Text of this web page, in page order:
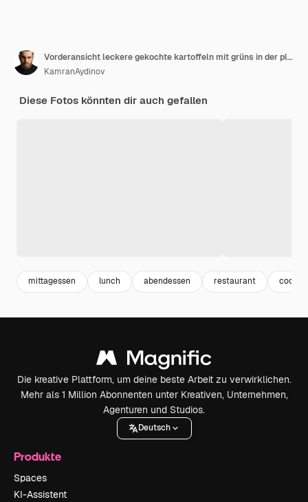
Vorderansicht leckere gekochte kartoffeln mit grüns in der platte auf der dunklen oberfläche kochen cips abendessen kartoffel
KamranAydinov
Diese Fotos könnten dir auch gefallen
mittagessen lunch abendessen restaurant
Die kreative Plattform, um deine beste Arbeit zu verwirklichen.
Mehr als 1 Million Abonnenten unter Kreativen, Unternehmen,
Agenturen und Studios.
Deutsch
Produkte
Spaces
KI-Assistent